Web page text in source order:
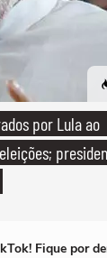
por Lula ao
Fique por